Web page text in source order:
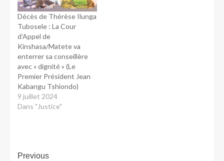
Décès de Thérèse Ilunga
Tubosele : La Cour
d’Appel de
Kinshasa/Matete va
enterrer sa conseillère
avec « dignité » (Le
Premier Président Jean
Kabangu Tshiondo)
9 juillet 2024
Dans "Justice"
Previous